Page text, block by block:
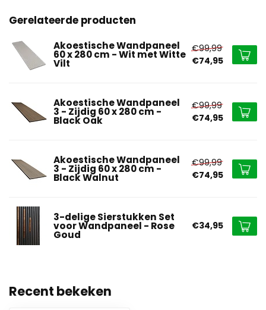
Gerelateerde producten
Akoestische Wandpaneel
60 x 280 cm - Wit met Witte
Vilt
€99,99
€74,95
Akoestische Wandpaneel
3 - Zijdig 60 x 280 cm -
Black Oak
€99,99
€74,95
Akoestische Wandpaneel
3 - Zijdig 60 x 280 cm -
Black Walnut
€99,99
€74,95
3-delige Sierstukken Set
voor Wandpaneel - Rose
Goud
€34,95
Recent bekeken